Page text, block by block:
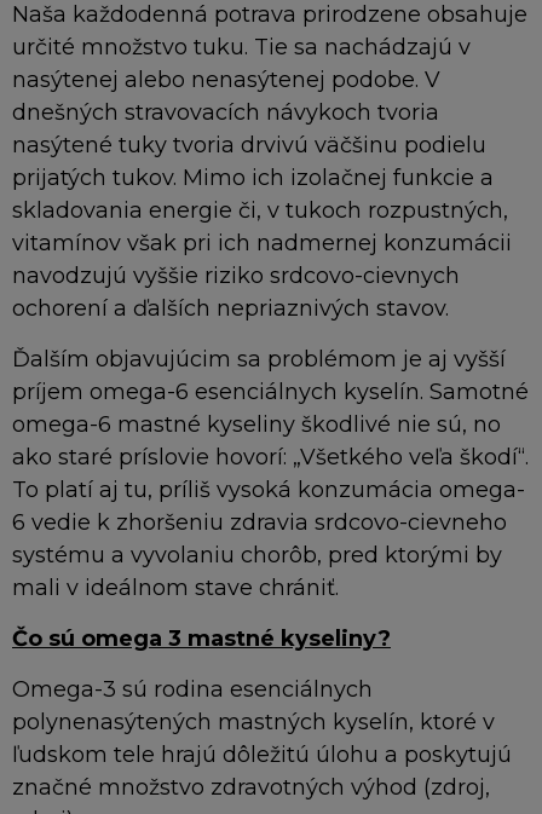
Naša každodenná potrava prirodzene obsahuje
určité množstvo tuku. Tie sa nachádzajú v
nasýtenej alebo nenasýtenej podobe. V
dnešných stravovacích návykoch tvoria
nasýtené tuky tvoria drvivú väčšinu podielu
prijatých tukov. Mimo ich izolačnej funkcie a
skladovania energie či, v tukoch rozpustných,
vitamínov však pri ich nadmernej konzumácii
navodzujú vyššie riziko srdcovo-cievnych
ochorení a ďalších nepriaznivých stavov.
Ďalším objavujúcim sa problémom je aj vyšší
príjem omega-6 esenciálnych kyselín. Samotné
omega-6 mastné kyseliny škodlivé nie sú, no
ako staré príslovie hovorí: „Všetkého veľa škodí“.
To platí aj tu, príliš vysoká konzumácia omega-
6 vedie k zhoršeniu zdravia srdcovo-cievneho
systému a vyvolaniu chorôb, pred ktorými by
mali v ideálnom stave chrániť.
Čo sú omega 3 mastné kyseliny?
Omega-3 sú rodina esenciálnych
polynenasýtených mastných kyselín, ktoré v
ľudskom tele hrajú dôležitú úlohu a poskytujú
značné množstvo zdravotných výhod (zdroj,